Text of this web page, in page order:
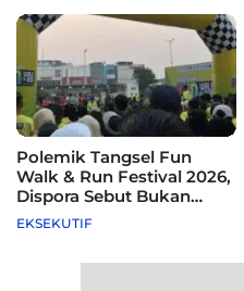
Polemik Tangsel Fun
Walk & Run Festival 2026,
Dispora Sebut Bukan
Agenda Pemkot
EKSEKUTIF